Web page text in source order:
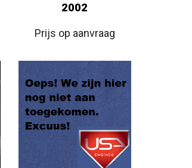
2002
Prijs op aanvraag